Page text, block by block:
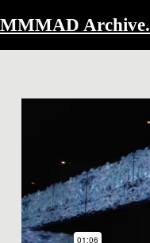
MMMAD Archive.